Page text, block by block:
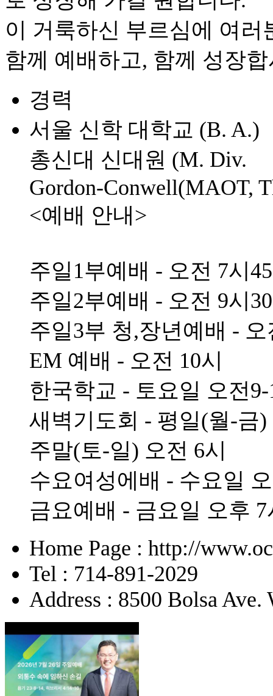
이 거룩하신 부르심에 여러
함께 예배하고, 함께 성장
경력
서울 신학 대학교 (B. A.)
총신대 신대원 (M. Div.
Gordon-Conwell(MAOT,
<예배 안내>
주일1부예배 - 오전 7시
주일2부예배 - 오전 9시
주일3부 청,장년예배 - 오
EM 예배 - 오전 10시
한국학교 - 토요일 오전9-
새벽기도회 - 평일(월-금)
주말(토-일) 오전 6시
수요여성에배 - 수요일
금요예배 - 금요일 오후 7
Home Page : http://
Tel : 714-891-2029
Address : 8500 Bolsa Ave.